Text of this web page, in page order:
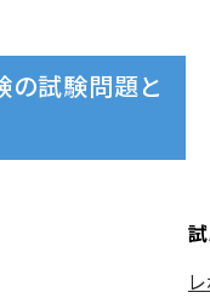
の試験問題と